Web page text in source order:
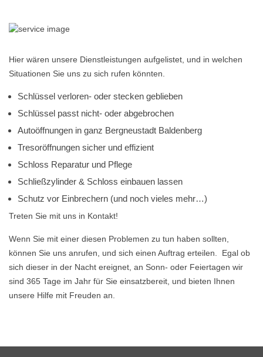
Hier wären unsere Dienstleistungen aufgelistet, und in welchen
Situationen Sie uns zu sich rufen könnten.
Schlüssel verloren- oder stecken geblieben
Schlüssel passt nicht- oder abgebrochen
Autoöffnungen in ganz Bergneustadt Baldenberg
Tresoröffnungen sicher und effizient
Schloss Reparatur und Pflege
Schließzylinder & Schloss einbauen lassen
Schutz vor Einbrechern (und noch vieles mehr…)
Treten Sie mit uns in Kontakt!
Wenn Sie mit einer diesen Problemen zu tun haben sollten,
können Sie uns anrufen, und sich einen Auftrag erteilen. Egal ob
sich dieser in der Nacht ereignet, an Sonn- oder Feiertagen wir
sind 365 Tage im Jahr für Sie einsatzbereit, und bieten Ihnen
unsere Hilfe mit Freuden an.